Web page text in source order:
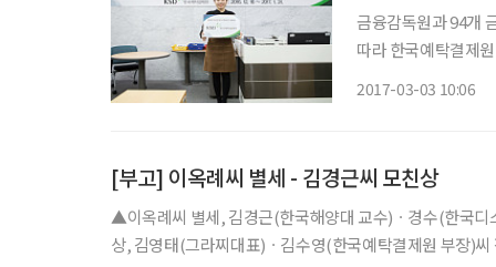
금융감독원과 94개
따라 한국예탁결제
2017-03-03 10:06
[부고] 이옥례씨 별세 - 김경근씨 모친상
▲이옥례씨 별세, 김경근(한국해양대 교수)ㆍ경수(한국
상, 김영태(그라찌대표)ㆍ김수영(한국예탁결제원 부장)